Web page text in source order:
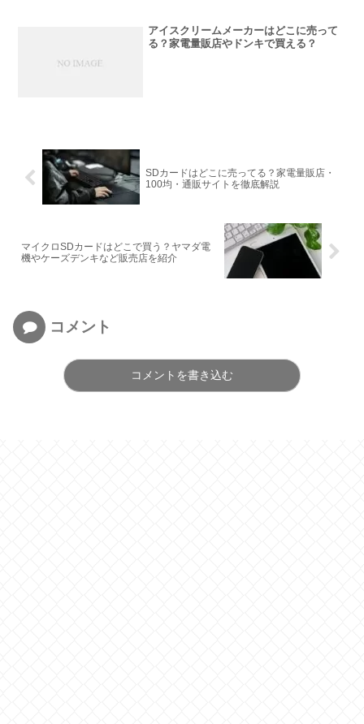
アイスクリームメーカーはどこに売って
る？家電量販店やドンキで買える？
SDカードはどこに売ってる？家電量販店・
100均・通販サイトを徹底解説
マイクロSDカードはどこで買う？ヤマダ電
機やケーズデンキなど販売店を紹介
コメント
コメントを書き込む